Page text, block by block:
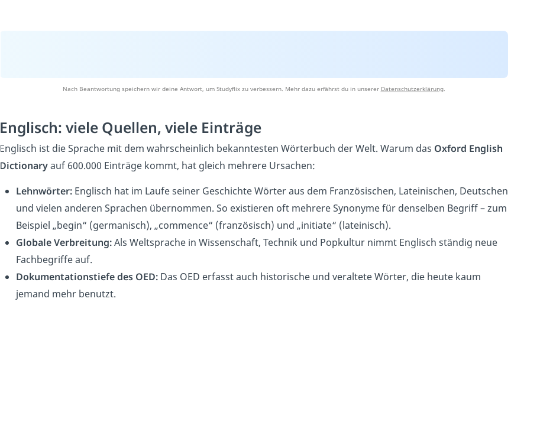
Nach Beantwortung speichern wir deine Antwort, um Studyflix zu verbessern. Mehr dazu erfährst du in unserer Datenschutzerklärung.
Englisch: viele Quellen, viele Einträge
Englisch ist die Sprache mit dem wahrscheinlich bekanntesten Wörterbuch der Welt. Warum das Oxford English
Dictionaryauf 600.000 Einträge kommt, hat gleich mehrere Ursachen:
Lehnwörter: Englisch hat im Laufe seiner Geschichte Wörter aus dem Französischen, Lateinischen, Deutschen
und vielen anderen Sprachen übernommen. So existieren oft mehrere Synonyme für denselben Begriff – zum
Beispiel „begin“ (germanisch), „commence“ (französisch) und „initiate“ (lateinisch).
Globale Verbreitung:Als Weltsprache in Wissenschaft, Technik und Popkultur nimmt Englisch ständig neue
Fachbegriffe auf.
Dokumentationstiefe des OED: Das OED erfasst auch historische und veraltete Wörter, die heute kaum
jemand mehr benutzt.